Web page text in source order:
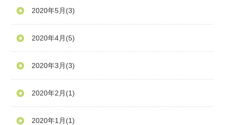
2020年5月 (3)
2020年4月 (5)
2020年3月 (3)
2020年2月 (1)
2020年1月 (1)